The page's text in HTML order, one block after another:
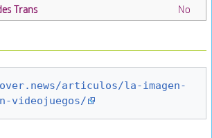
Trans
No
articulos/la-imagen-
videojuegos/